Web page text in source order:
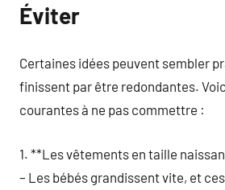
Éviter
Certaines idées peuvent sembler
finissent par être redondantes.
courantes à ne pas commettre :
1. **Les vêtements en taille
– Les bébés grandissent vite, et